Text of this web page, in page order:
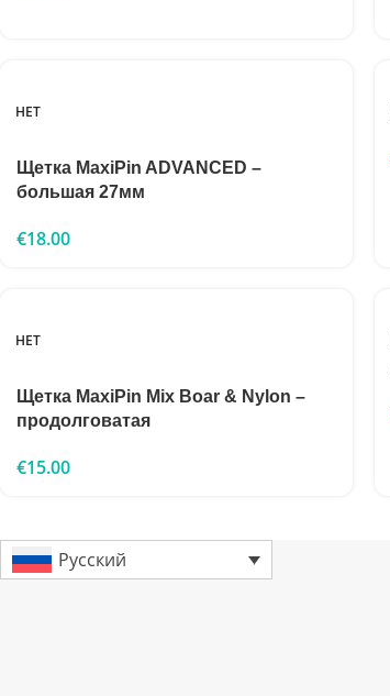
НЕТ
Щетка MaxiPin ADVANCED –
большая 27мм
€18.00
НЕТ
Щетка MaxiPin Mix Boar & Nylon –
продолговатая
€15.00
Русский